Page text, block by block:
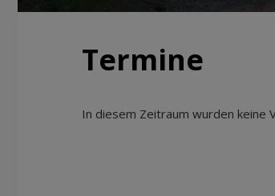
Termine
In diesem Zeitraum wurden keine